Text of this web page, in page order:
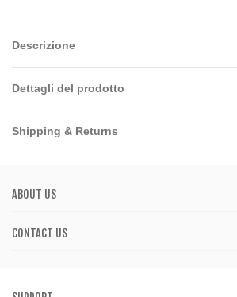
Descrizione
Dettagli del prodotto
Shipping & Returns
ABOUT US
CONTACT US